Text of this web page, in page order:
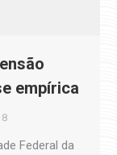
empírica
Federal da